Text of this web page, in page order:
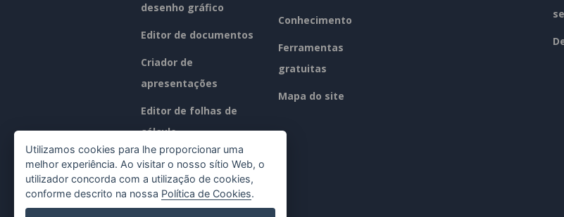
desenho gráfico
Editor de documentos
Criador de
apresentações
Editor de folhas de
cálculo
Preços
Conhecimento
Ferramentas
gratuitas
Mapa do site
Utilizamos cookies para lhe proporcionar uma
melhor experiência. Ao visitar o nosso sítio Web, o
utilizador concorda com a utilização de cookies,
conforme descrito na nossa Política de Cookies.